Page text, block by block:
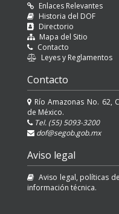
Enlaces Relevantes
Historia del DOF
Directorio
Mapa del Sitio
Contacto
Leyes y Reglamentos
Contacto
Río Amazonas No. 62,
de México.
Tel. (55) 5093-3200
dof@segob.gob.mx
Aviso legal
Aviso legal, políticas
información técnica.